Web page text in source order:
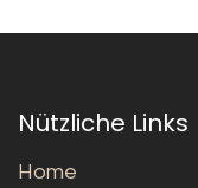
Nützliche Links
Home